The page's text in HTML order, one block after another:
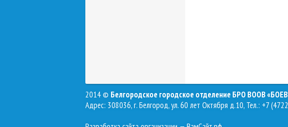
2014 © Белгородское городское отделение БРО ВООВ
Адрес: 308036, г. Белгород, ул. 60 лет Октября д.10, Тел.: +7